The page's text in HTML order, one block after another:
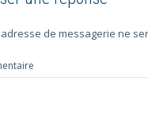
de messagerie ne